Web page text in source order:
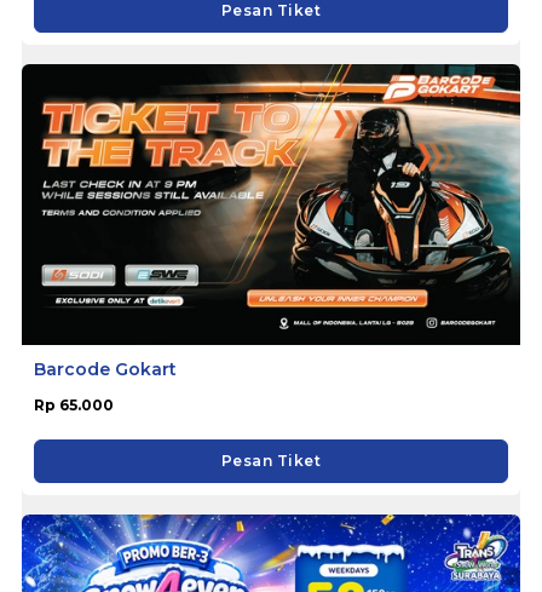
Pesan Tiket
Barcode Gokart
Rp 65.000
Pesan Tiket